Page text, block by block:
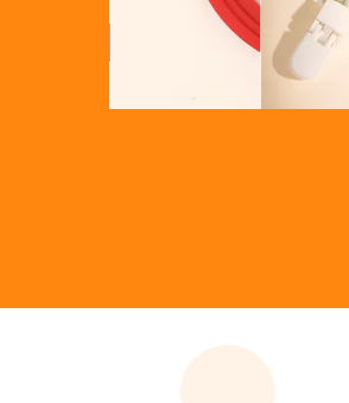
赤ん坊のシリコーン プ
シリコ